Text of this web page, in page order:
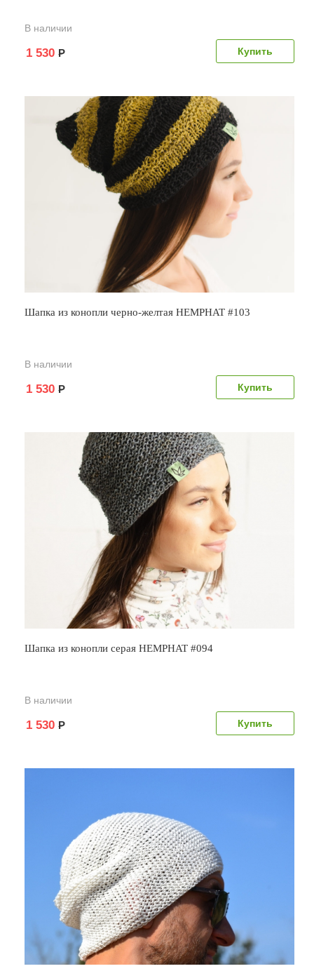
В наличии
1 530 Р
Шапка из конопли черно-желтая HEMPHAT #103
В наличии
1 530 Р
Шапка из конопли серая HEMPHAT #094
В наличии
1 530 Р